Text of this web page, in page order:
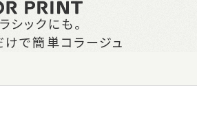
シックにも。
で簡単コラージュ